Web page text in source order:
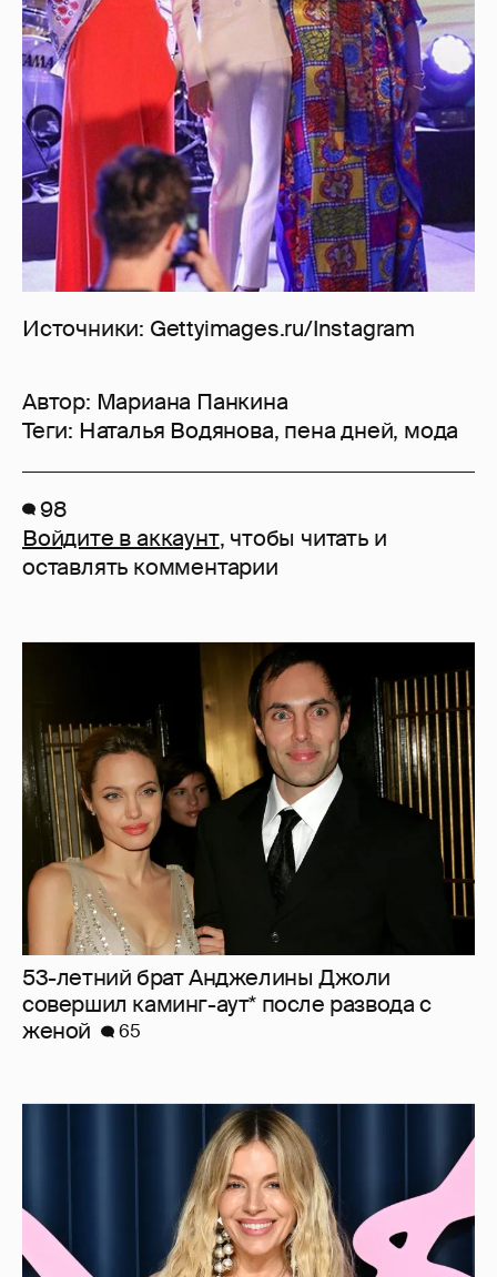
Источники: Gettyimages.ru/Instagram
Автор: Мариана Панкина
Теги: Наталья Водянова, пена дней, мода
98
Войдите в аккаунт, чтобы читать и
оставлять комментарии
53-летний брат Анджелины Джоли
совершил каминг-аут* после развода с
женой
65